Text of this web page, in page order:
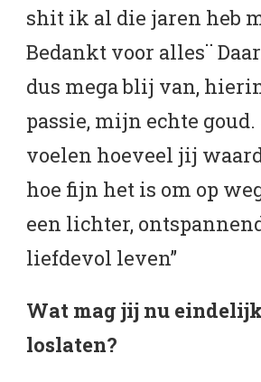
shit ik al die jaren heb
Bedankt voor alles¨
dus mega blij van,
passie, mijn echte
voelen hoeveel jij
hoe fijn het is om op
een lichter,
liefdevol leven”
Wat mag jij nu
loslaten?